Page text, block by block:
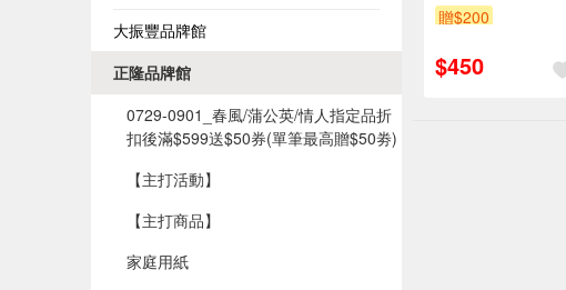
大振豐品牌館
正隆品牌館
0729-0901_春風/蒲公英/情人指定品折
扣後滿$599送$50券(單筆最高贈$50劵)​
【主打活動】
【主打商品】
家庭用紙
贈$200
$450